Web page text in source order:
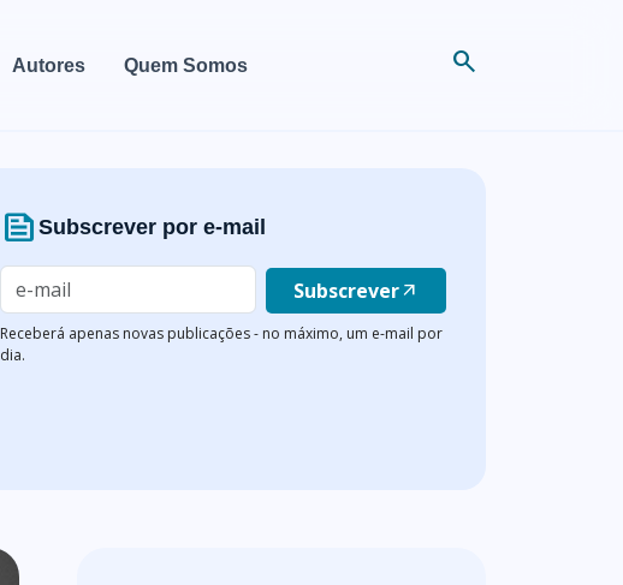
Autores Quem Somos search
news Subscrever por e-mail
Subscrever arrow_outward
Receberá apenas novas publicações - no máximo, um e-mail por
dia.